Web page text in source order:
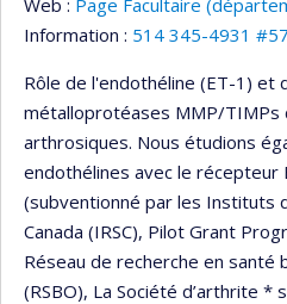
Web : Page Facultaire
Information : 514 345-4931
Rôle de l'endothéline (ET-1) et
métalloprotéases MMP/TIMPs
arthrosiques. Nous étudions
endothélines avec le récepteur
(subventionné par les Instituts
Canada (IRSC), Pilot Grant
Réseau de recherche en santé
(RSBO), La Société d’arthrite *